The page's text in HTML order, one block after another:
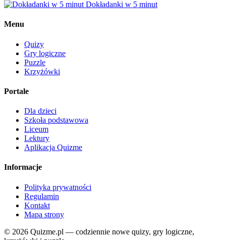
Dokładanki w 5 minut
Menu
Quizy
Gry logiczne
Puzzle
Krzyżówki
Portale
Dla dzieci
Szkoła podstawowa
Liceum
Lektury
Aplikacja Quizme
Informacje
Polityka prywatności
Regulamin
Kontakt
Mapa strony
© 2026 Quizme.pl — codziennie nowe quizy, gry logiczne,